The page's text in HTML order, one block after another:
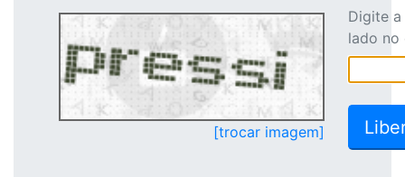
[trocar imagem]
Digite
lado no